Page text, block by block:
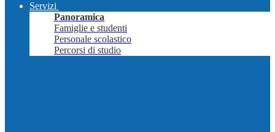
Servizi
Panoramica
Famiglie e studenti
Personale scolastico
Percorsi di studio